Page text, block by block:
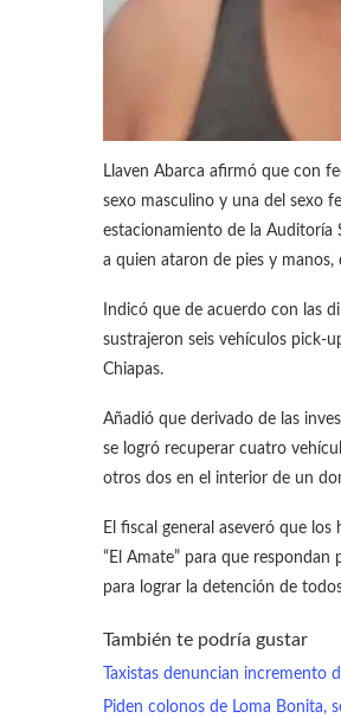
Llaven Abarca afirmó que con
sexo masculino y una del sexo
estacionamiento de la Auditoría
a quien ataron de pies y
Indicó que de acuerdo con las
sustrajeron seis vehículos pick-
Chiapas.
Añadió que derivado de las
se logró recuperar cuatro
otros dos en el interior de un
El fiscal general aseveró que
“El Amate” para que
para lograr la detención de
También te podría gustar
Taxistas denuncian incremento
Piden colonos de Loma Bonita,